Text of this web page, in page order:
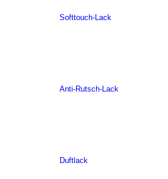
Softtouch-Lack
Anti-Rutsch-Lack
Duftlack